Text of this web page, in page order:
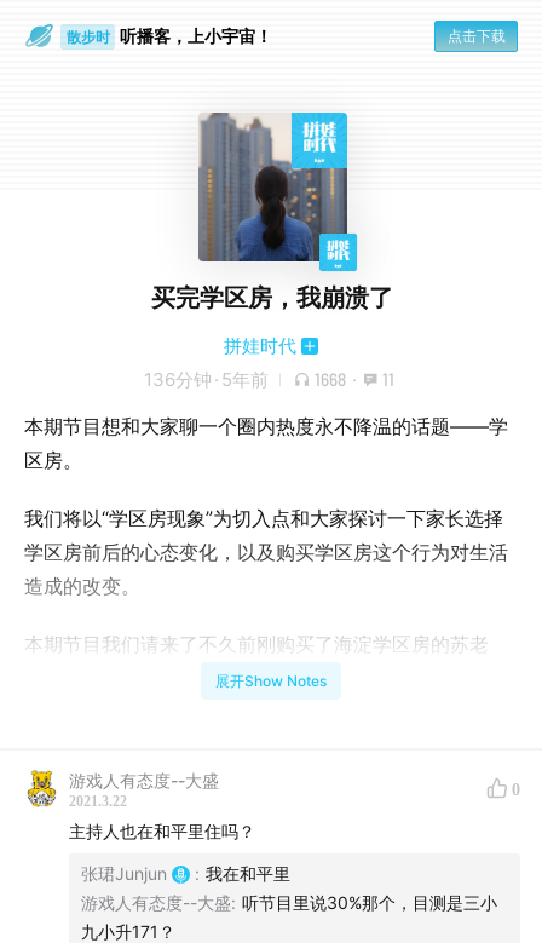
散步时 听播客，上小宇宙！ 点击下载
买完学区房，我崩溃了
拼娃时代
136分钟 · 5年前 1668 · 11
本期节目想和大家聊一个圈内热度永不降温的话题——学
区房。
我们将以“学区房现象”为切入点和大家探讨一下家长选择
学区房前后的心态变化，以及购买学区房这个行为对生活
造成的改变。
本期节目我们请来了不久前刚购买了海淀学区房的苏老
师，听听身为两个孩子的母亲同时也是教育行业从业者的
本期节目时间较长，提醒各位听友安排好收听时间
在本期节目中，您将收听到：
嘉宾的职业经历和来北京定居后的生活经历
展开Show Notes
游戏人有态度--大盛
2021.3.22
0
主持人也在和平里住吗？
张珺Junjun : 我在和平里
游戏人有态度--大盛: 听节目里说30%那个，目测是三小
九小升171？